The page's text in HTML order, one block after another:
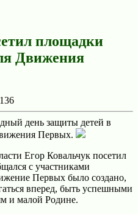
площадки
Движения
136
день защиты детей в
Первых.
Егор Ковальчук посетил
с участниками
Первых было создано,
вперед, быть успешными
и малой Родине.